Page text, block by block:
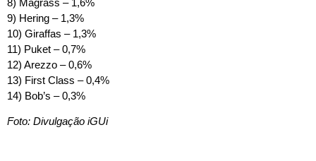
8) Magrass – 1,6%
9) Hering – 1,3%
10) Giraffas – 1,3%
11) Puket – 0,7%
12) Arezzo – 0,6%
13) First Class – 0,4%
14) Bob’s – 0,3%
Foto: Divulgação iGUi